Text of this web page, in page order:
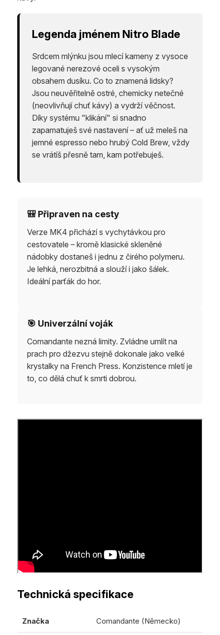
Legenda jménem Nitro Blade
Srdcem mlýnku jsou mlecí kameny z vysoce
legované nerezové oceli s vysokým
obsahem dusíku. Co to znamená lidsky?
Jsou neuvěřitelně ostré, chemicky netečné
(neovlivňují chuť kávy) a vydrží věčnost.
Díky systému "klikání" si snadno
zapamatuješ své nastavení – ať už meleš na
jemné espresso nebo hrubý Cold Brew, vždy
se vrátíš přesně tam, kam potřebuješ.
🎒 Připraven na cesty
Verze MK4 přichází s vychytávkou pro
cestovatele – kromě klasické skleněné
nádobky dostaneš i jednu z čirého polymeru.
Je lehká, nerozbitná a slouží i jako šálek.
Ideální parťák do hor.
🎯 Univerzální voják
Comandante nezná limity. Zvládne umlít na
prach pro džezvu stejně dokonale jako velké
krystalky na French Press. Konzistence mletí je
to, co dělá chuť k smrti dobrou.
Technická specifikace
Značka Comandante (Německo)